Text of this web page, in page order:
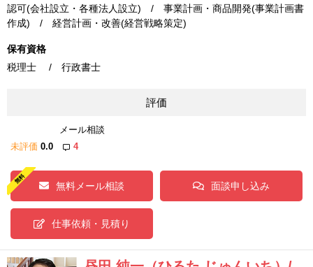
認可(会社設立・各種法人設立) / 事業計画・商品開発(事業計画書
作成) / 経営計画・改善(経営戦略策定)
保有資格
税理士 / 行政書士
評価
メール相談
未評価 0.0 4
無料メール相談 面談申し込み
仕事依頼・見積り